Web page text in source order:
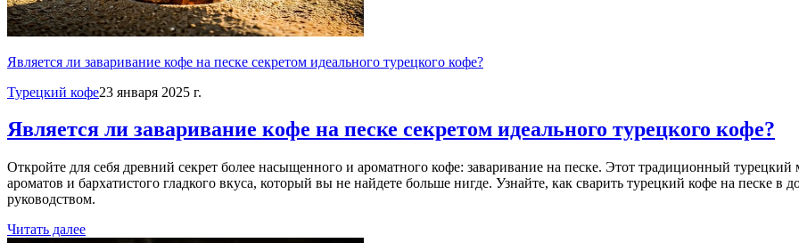
Является ли заваривание кофе на песке секретом идеального турецкого кофе?
Турецкий кофе23 января 2025 г.
Является ли заваривание кофе на песке секретом идеального турецкого кофе?
Откройте для себя древний секрет более насыщенного и ароматного кофе: заваривание на песке. Этот традиционный
ароматов и бархатистого гладкого вкуса, который вы не найдете больше нигде. Узнайте, как сварить турецкий кофе на
руководством.
Читать далее